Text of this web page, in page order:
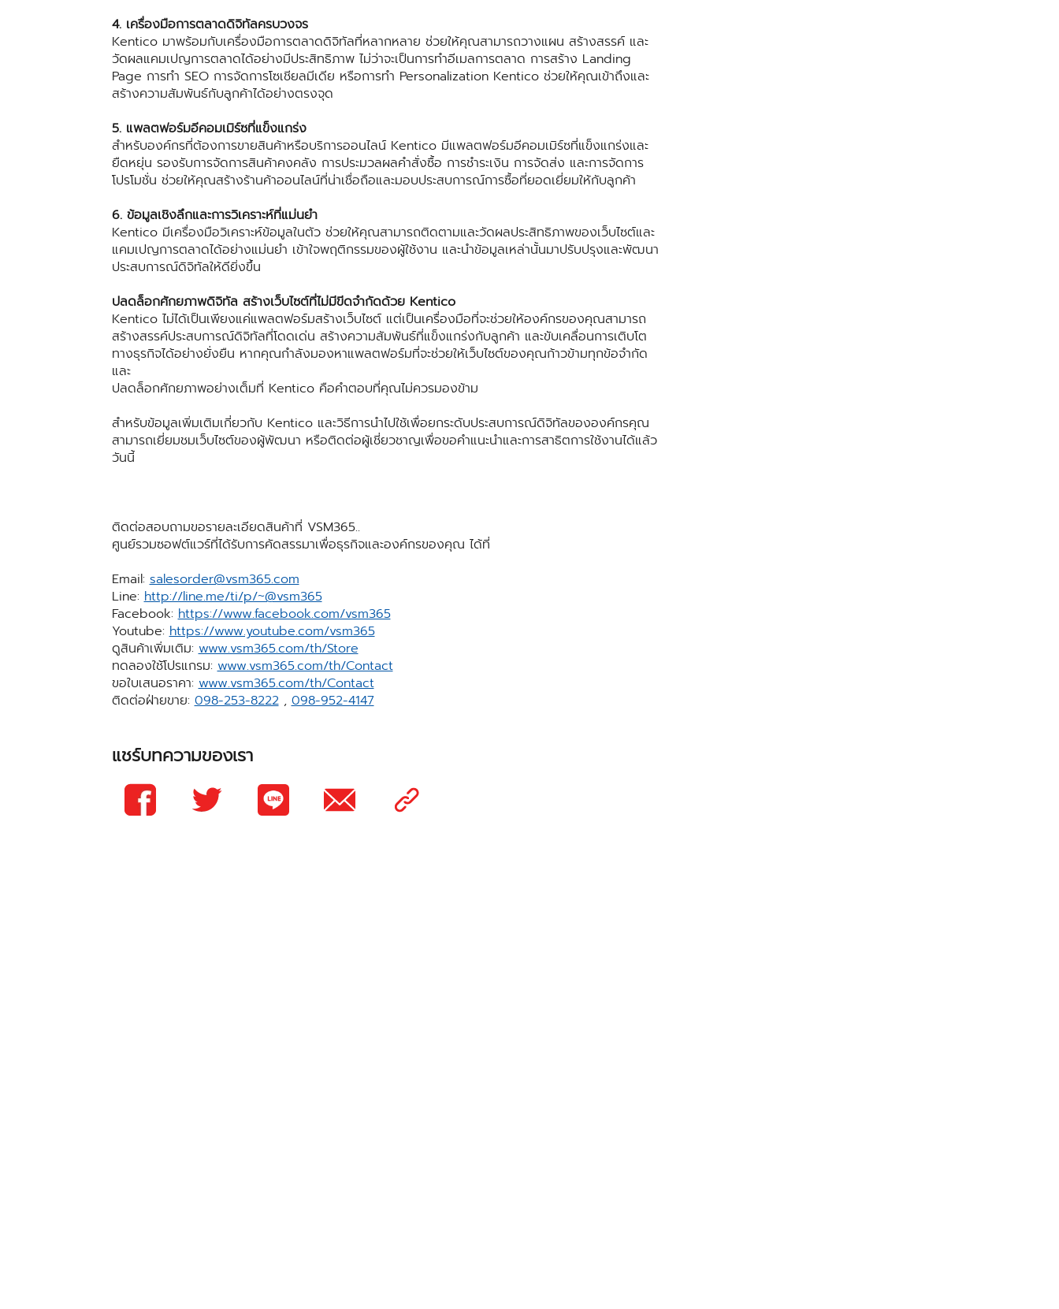
4. เครื่องมือการตลาดดิจิทัลครบวงจร
Kentico มาพร้อมกับเครื่องมือการตลาดดิจิทัลที่หลากหลาย ช่วยให้คุณสามารถวางแผน สร้างสรรค์ และ
วัดผลแคมเปญการตลาดได้อย่างมีประสิทธิภาพ ไม่ว่าจะเป็นการทำอีเมลการตลาด การสร้าง Landing
Page การทำ SEO การจัดการโซเชียลมีเดีย หรือการทำ Personalization Kentico ช่วยให้คุณเข้าถึงและ
สร้างความสัมพันธ์กับลูกค้าได้อย่างตรงจุด
5. แพลตฟอร์มอีคอมเมิร์ซที่แข็งแกร่ง
สำหรับองค์กรที่ต้องการขายสินค้าหรือบริการออนไลน์ Kentico มีแพลตฟอร์มอีคอมเมิร์ซที่แข็งแกร่งและ
ยืดหยุ่น รองรับการจัดการสินค้าคงคลัง การประมวลผลคำสั่งซื้อ การชำระเงิน การจัดส่ง และการจัดการ
โปรโมชั่น ช่วยให้คุณสร้างร้านค้าออนไลน์ที่น่าเชื่อถือและมอบประสบการณ์การซื้อที่ยอดเยี่ยมให้กับลูกค้า
6. ข้อมูลเชิงลึกและการวิเคราะห์ที่แม่นยำ
Kentico มีเครื่องมือวิเคราะห์ข้อมูลในตัว ช่วยให้คุณสามารถติดตามและวัดผลประสิทธิภาพของเว็บไซต์และ
แคมเปญการตลาดได้อย่างแม่นยำ เข้าใจพฤติกรรมของผู้ใช้งาน และนำข้อมูลเหล่านั้นมาปรับปรุงและพัฒนา
ประสบการณ์ดิจิทัลให้ดียิ่งขึ้น
ปลดล็อกศักยภาพดิจิทัล สร้างเว็บไซต์ที่ไม่มีขีดจำกัดด้วย Kentico
Kentico ไม่ได้เป็นเพียงแค่แพลตฟอร์มสร้างเว็บไซต์ แต่เป็นเครื่องมือที่จะช่วยให้องค์กรของคุณสามารถ
สร้างสรรค์ประสบการณ์ดิจิทัลที่โดดเด่น สร้างความสัมพันธ์ที่แข็งแกร่งกับลูกค้า และขับเคลื่อนการเติบโต
ทางธุรกิจได้อย่างยั่งยืน หากคุณกำลังมองหาแพลตฟอร์มที่จะช่วยให้เว็บไซต์ของคุณก้าวข้ามทุกข้อจำกัด
และ
ปลดล็อกศักยภาพอย่างเต็มที่ Kentico คือคำตอบที่คุณไม่ควรมองข้าม
สำหรับข้อมูลเพิ่มเติมเกี่ยวกับ Kentico และวิธีการนำไปใช้เพื่อยกระดับประสบการณ์ดิจิทัลขององค์กรคุณ
สามารถเยี่ยมชมเว็บไซต์ของผู้พัฒนา หรือติดต่อผู้เชี่ยวชาญเพื่อขอคำแนะนำและการสาธิตการใช้งานได้แล้ว
วันนี้
ติดต่อสอบถามขอรายละเอียดสินค้าที่ VSM365..
ศูนย์รวมซอฟต์แวร์ที่ได้รับการคัดสรรมาเพื่อธุรกิจและองค์กรของคุณ ได้ที่
Email: salesorder@vsm365.com
Line: http://line.me/ti/p/~@vsm365
Facebook: https://www.facebook.com/vsm365
Youtube: https://www.youtube.com/vsm365
ดูสินค้าเพิ่มเติม: www.vsm365.com/th/Store
ทดลองใช้โปรแกรม: www.vsm365.com/th/Contact
ขอใบเสนอราคา: www.vsm365.com/th/Contact
ติดต่อฝ่ายขาย: 098-253-8222, 098-952-4147
แชร์บทความของเรา